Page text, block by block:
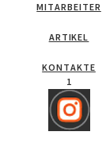
MITARBEITER
ARTIKEL
KONTAKTE
1